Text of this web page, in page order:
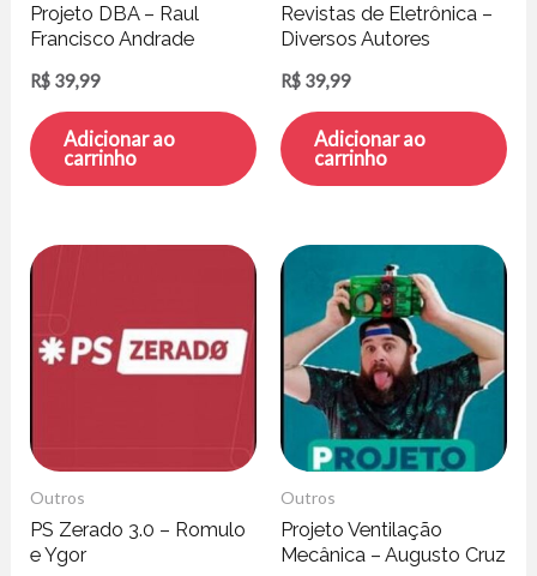
Projeto DBA – Raul
Francisco Andrade
R$ 39,99
Adicionar ao
carrinho
Revistas de Eletrônica –
Diversos Autores
R$ 39,99
Adicionar ao
carrinho
Outros
PS Zerado 3.0 – Romulo
e Ygor
Outros
Projeto Ventilação
Mecânica – Augusto Cruz